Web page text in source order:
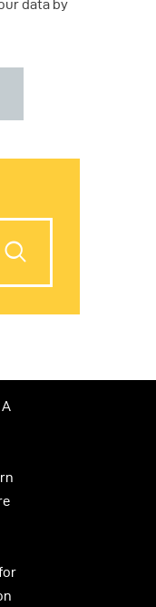
data by